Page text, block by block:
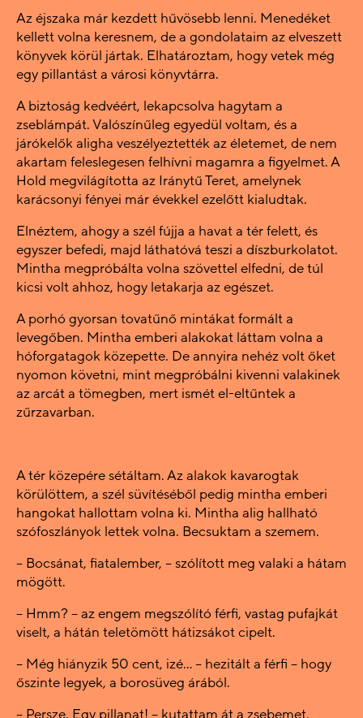
Az éjszaka már kezdett hűvösebb lenni. Menedéket
kellett volna keresnem, de a gondolataim az elveszett
könyvek körül jártak. Elhatároztam, hogy vetek még
egy pillantást a városi könyvtárra.
A biztoság kedvéért, lekapcsolva hagytam a
zseblámpát. Valószínűleg egyedül voltam, és a
járókelők aligha veszélyeztették az életemet, de nem
akartam feleslegesen felhívni magamra a figyelmet. A
Hold megvilágította az Iránytű Teret, amelynek
karácsonyi fényei már évekkel ezelőtt kialudtak.
Elnéztem, ahogy a szél fújja a havat a tér felett, és
egyszer befedi, majd láthatóvá teszi a díszburkolatot.
Mintha megpróbálta volna szövettel elfedni, de túl
kicsi volt ahhoz, hogy letakarja az egészet.
A porhó gyorsan tovatűnő mintákat formált a
levegőben. Mintha emberi alakokat láttam volna a
hóforgatagok közepette. De annyira nehéz volt őket
nyomon követni, mint megpróbálni kivenni valakinek
az arcát a tömegben, mert ismét el-eltűntek a
zűrzavarban.
A tér közepére sétáltam. Az alakok kavarogtak
körülöttem, a szél süvítéséből pedig mintha emberi
hangokat hallottam volna ki. Mintha alig hallható
szófoszlányok lettek volna. Becsuktam a szemem.
– Bocsánat, fiatalember, – szólított meg valaki a hátam
mögött.
– Hmm? – az engem megszólító férfi, vastag pufajkát
viselt, a hátán teletömött hátizsákot cipelt.
– Még hiányzik 50 cent, izé… – hezitált a férfi – hogy
őszinte legyek, a borosüveg árából.